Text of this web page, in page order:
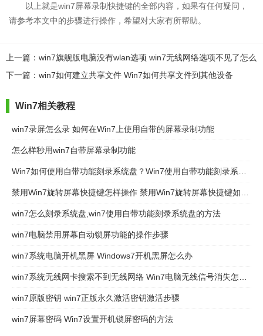
以上就是win7屏幕录制快捷键的全部内容，如果有任何疑问，
请参考本文中的步骤进行操作，希望对大家有所帮助。
上一篇：win7旗舰版电脑没有wlan选项 win7无线网络选项不见了怎么
办
下一篇：win7如何建立共享文件 Win7如何共享文件到其他设备
Win7相关教程
win7录屏怎么录 如何在Win7上使用自带的屏幕录制功能
怎么样秒用win7自带屏幕录制功能
win7怎么刻录系统盘,win7使用自带功能刻录系统盘的方法
win7电脑禁用屏幕自动锁屏功能的操作步骤
win7系统电脑开机黑屏 Windows7开机黑屏怎么办
win7原版密钥 win7正版永久激活密钥激活步骤
win7屏幕密码 Win7设置开机锁屏密码的方法